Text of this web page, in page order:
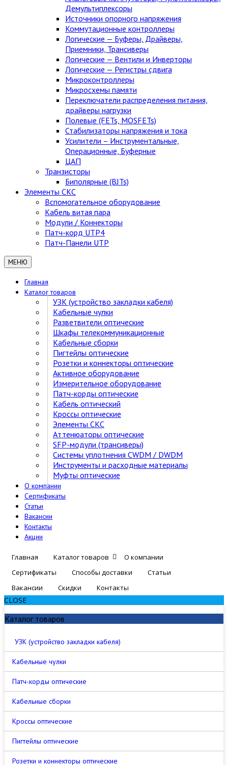
Демультиплексоры
Источники опорного напряжения
Коммутационные контроллеры
Логические — Буферы, Драйверы,
Приемники, Трансиверы
Логические — Вентили и Инверторы
Логические — Регистры сдвига
Микроконтроллеры
Микросхемы памяти
Переключатели распределения питания,
драйверы нагрузки
Полевые (FETs, MOSFETs)
Стабилизаторы напряжения и тока
Усилители – Инструментальные,
Операционные, Буферные
ЦАП
Транзисторы
Биполярные (BJTs)
Элементы СКС
Вспомогательное оборудование
Кабель витая пара
Модули / Коннекторы
Патч-корд UTP4
Патч-Панели UTP
МЕНЮ
Главная
Каталог товаров
УЗК (устройство закладки кабеля)
Кабельные чулки
Разветвители оптические
Шкафы телекоммуникационные
Кабельные сборки
Пигтейлы оптические
Розетки и коннекторы оптические
Активное оборудование
Измерительное оборудование
Патч-корды оптические
Кабель оптический
Кроссы оптические
Элементы СКС
Аттенюаторы оптические
SFP-модули (трансиверы)
Cистемы уплотнения CWDM / DWDM
Инструменты и расходные материалы
Муфты оптические
О компании
Сертификаты
Статьи
Вакансии
Контакты
Акции
Главная Каталог товаров
О компании
Сертификаты
Способы доставки
Статьи
Вакансии
Скидки Контакты
CLOSE
Каталог товаров
УЗК (устройство закладки кабеля)
Кабельные чулки
Патч-корды оптические
Кабельные сборки
Кроссы оптические
Пигтейлы оптические
Розетки и коннекторы оптические